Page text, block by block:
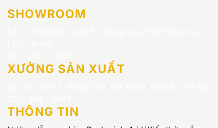
SHOWROOM
XƯỞNG SẢN XUẤT
THÔNG TIN